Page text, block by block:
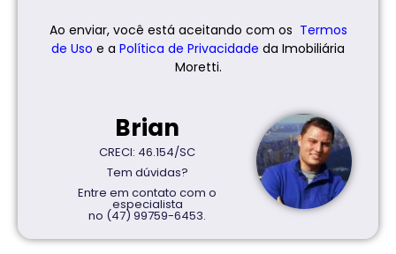
Ao enviar, você está aceitando com os Termos
de Uso e a Política de Privacidade da Imobiliária
Moretti.
Brian
CRECI: 46.154/SC
Tem dúvidas?
Entre em contato com o
especialista
no (47) 99759-6453.